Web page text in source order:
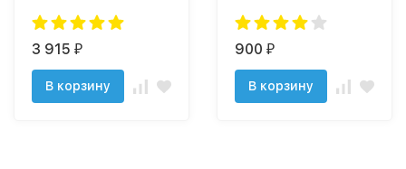
BKBL - 1" в сборе
(прозрач)
3 915 ₽
В корзину
ЭФГ 112/508-5
900 ₽
В корзину